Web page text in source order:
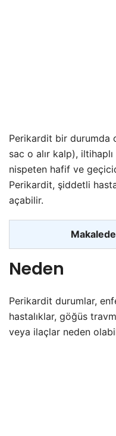
Perikardit bir durumda
sac o alır kalp),
nispeten hafif ve
Perikardit, şiddetli
açabilir.
Neden
Perikardit durumlar,
hastalıklar, göğüs
veya ilaçlar neden